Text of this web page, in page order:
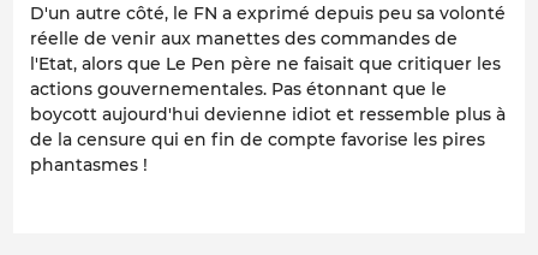
D'un autre côté, le FN a exprimé depuis peu sa volonté
réelle de venir aux manettes des commandes de
l'Etat, alors que Le Pen père ne faisait que critiquer les
actions gouvernementales. Pas étonnant que le
boycott aujourd'hui devienne idiot et ressemble plus à
de la censure qui en fin de compte favorise les pires
phantasmes !